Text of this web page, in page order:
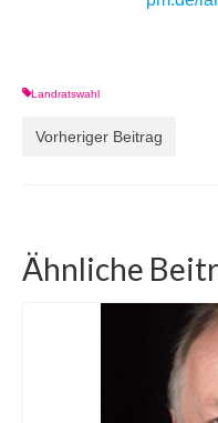
Landratswahl
Vorheriger Beitrag
Ähnliche